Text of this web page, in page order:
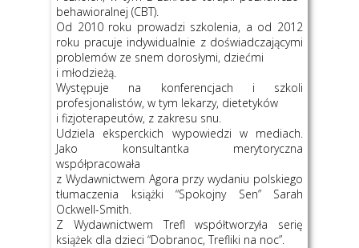
behawioralnej (CBT).
Od 2010 roku prowadzi szkolenia, a od 2012
roku pracuje indywidualnie z doświadczającymi
problemów ze snem dorosłymi, dziećmi
i młodzieżą.
Występuje na konferencjach i szkoli
profesjonalistów, w tym lekarzy, dietetyków
i fizjoterapeutów, z zakresu snu.
Udziela eksperckich wypowiedzi w mediach.
Jako konsultantka merytoryczna
współpracowała
z Wydawnictwem Agora przy wydaniu polskiego
tłumaczenia książki “Spokojny Sen” Sarah
Ockwell-Smith.
Z Wydawnictwem Trefl współtworzyła serię
książek dla dzieci “Dobranoc, Trefliki na noc”.